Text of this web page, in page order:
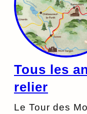
Tous les
relier
Le Tour des